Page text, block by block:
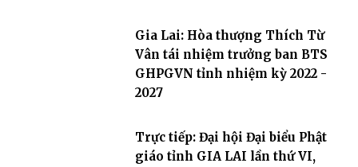
Gia Lai: Hòa thượng Thích Từ
Vân tái nhiệm trưởng ban BTS
GHPGVN tỉnh nhiệm kỳ 2022 -
2027
Trực tiếp: Đại hội Đại biểu Phật
giáo tỉnh GIA LAI lần thứ VI,